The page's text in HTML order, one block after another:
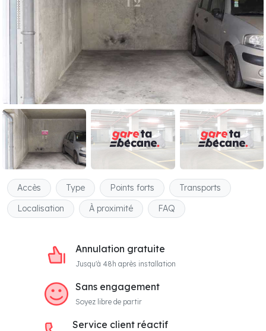
Accès Type Points forts
Transports
Localisation
À proximité FAQ
Annulation gratuite
Jusqu'à 48h après installation
Sans engagement
Soyez libre de partir
Service client réactif